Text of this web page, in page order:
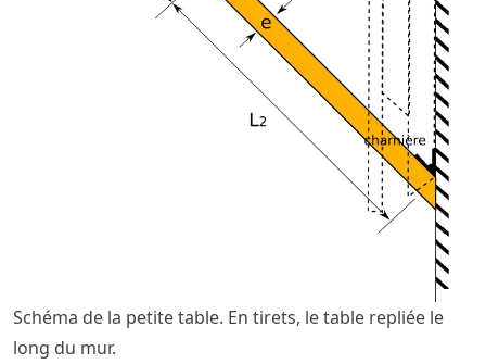
Schéma de la petite table. En tirets, le table repliée le
long du mur.